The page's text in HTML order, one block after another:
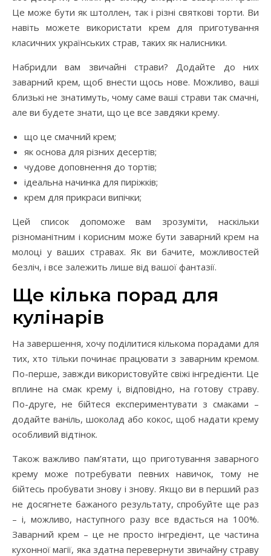
Це може бути як штоллен, так і різні святкові торти. Ви
навіть можете використати крем для приготування
класичних українських страв, таких як налисники.
Набридли вам звичайні страви? Додайте до них
заварний крем, щоб внести щось нове. Можливо, ваші
близькі не знатимуть, чому саме ваші страви так смачні,
але ви будете знати, що це все завдяки крему.
що це смачний крем;
як основа для різних десертів;
чудове доповнення до тортів;
ідеальна начинка для пиріжків;
крем для прикраси випічки;
Цей список допоможе вам зрозуміти, наскільки
різноманітним і корисним може бути заварний крем на
молоці у ваших стравах. Як ви бачите, можливостей
безліч, і все залежить лише від вашої фантазії.
Ще кілька порад для
кулінарів
На завершення, хочу поділитися кількома порадами для
тих, хто тільки починає працювати з заварним кремом.
По-перше, завжди використовуйте свіжі інгредієнти. Це
вплине на смак крему і, відповідно, на готову страву.
По-друге, не бійтеся експериментувати з смаками –
додайте ваніль, шоколад або кокос, щоб надати крему
особливий відтінок.
Також важливо пам’ятати, що приготування заварного
крему може потребувати певних навичок, тому не
бійтесь пробувати знову і знову. Якщо ви в перший раз
не досягнете бажаного результату, спробуйте ще раз
– і, можливо, наступного разу все вдасться на 100%.
Заварний крем – це не просто інгредієнт, це частина
кухонної магії, яка здатна перевернути звичайну страву